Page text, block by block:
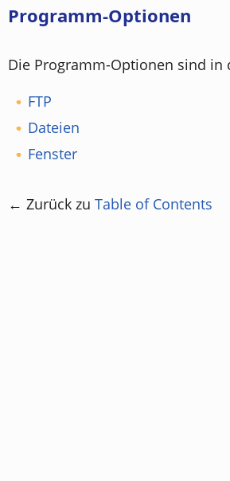
Programm-Optionen
Die Programm-Optionen sind
FTP
Dateien
Fenster
← Zurück zu Table of Contents